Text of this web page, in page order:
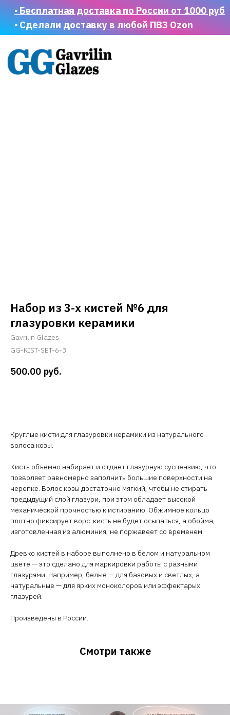
▪ Бесплатная доставка по России от 1000 руб
▪ Сделали доставку в любой ПВЗ Ozon
Набор из 3-х кистей №6 для
глазуровки керамики
Gavrilin Glazes
GG-KIST-SET-6-3
500.00 руб.
Круглые кисти для глазуровки керамики из натурального
волоса козы.
Кисть объёмно набирает и отдает глазурную суспензию, что
позволяет равномерно заполнить большие поверхности на
черепке. Волос козы достаточно мягкий, чтобы не стирать
предыдущий слой глазури, при этом обладает высокой
механической прочностью к истиранию. Обжимное кольцо
плотно фиксирует ворс: кисть не будет осыпаться, а обойма,
изготовленная из алюминия, не поржавеет со временем.
Древко кистей в наборе выполнено в белом и натуральном
цвете — это сделано для маркировки работы с разными
глазурями. Например, белые — для базовых и светлых, а
натуральные — для ярких моноколоров или эффектарых
глазурей.
Произведены в России.
Смотри также